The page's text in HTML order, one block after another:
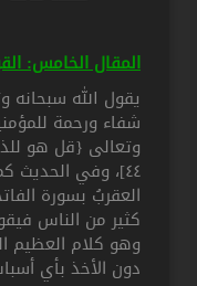
المقال الخامس:
يقول الله سبحانه
وتعالى {قل هو
٤٤]، وفي الحديث
كثير من الناس
وهو كلام العظيم
دون الأخذ بأي